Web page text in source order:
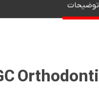
توضیحات